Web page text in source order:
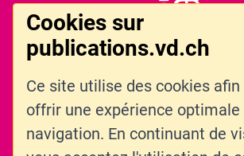
Cookies sur
publications.vd.ch
Ce site utilise des cookies afin
offrir une expérience optimale
navigation. En continuant de
LIENS CONNEXES
CONTACT